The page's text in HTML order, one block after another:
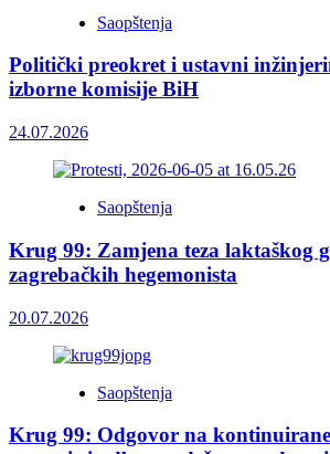
Saopštenja
Politički preokret i ustavni
izborne komisije BiH
24.07.2026
Saopštenja
Krug 99: Zamjena teza laktaškog
zagrebačkih hegemonista
20.07.2026
Saopštenja
Krug 99: Odgovor na